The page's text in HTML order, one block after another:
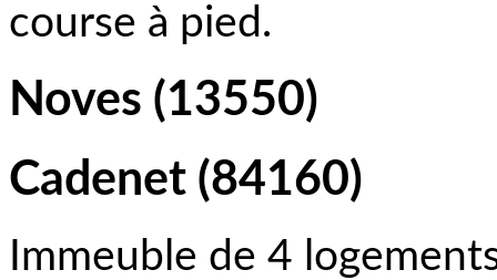
course à pied.
Noves (13550)
Cadenet (84160)
Immeuble de 4